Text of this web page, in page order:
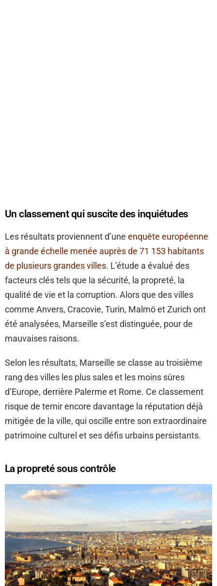
Un classement qui suscite des inquiétudes
Les résultats proviennent d’une enquête européenne
à grande échelle menée auprès de 71 153 habitants
de plusieurs grandes villes. L’étude a évalué des
facteurs clés tels que la sécurité, la propreté, la
qualité de vie et la corruption. Alors que des villes
comme Anvers, Cracovie, Turin, Malmö et Zurich ont
été analysées, Marseille s’est distinguée, pour de
mauvaises raisons.
Selon les résultats, Marseille se classe au troisième
rang des villes les plus sales et les moins sûres
d’Europe, derrière Palerme et Rome. Ce classement
risque de ternir encore davantage la réputation déjà
mitigée de la ville, qui oscille entre son extraordinaire
patrimoine culturel et ses défis urbains persistants.
La propreté sous contrôle